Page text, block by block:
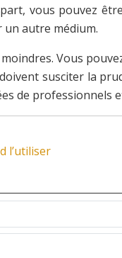
vous pouvez
autre médium.
Vous
susciter la
de professionnels
l’utiliser